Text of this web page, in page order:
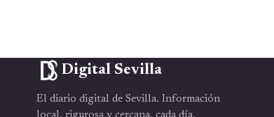
Digital Sevilla
El diario digital de Sevilla. Información